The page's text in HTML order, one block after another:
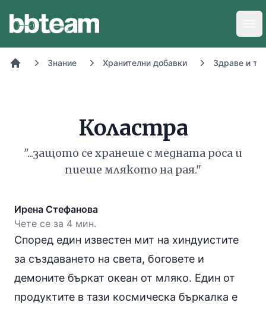
Знание Хранителни добавки Здраве и
Коластра
"...защото се хранеше с медната роса и
пиеше млякото на рая."
Ирена Стефанова
Чете се за 4 мин.
Според един известен мит на хиндуистите
за създаването на света, боговете и
демоните бъркат океан от мляко. Един от
продуктите в тази космическа бъркалка е